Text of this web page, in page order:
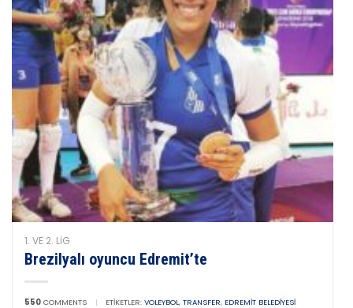
1. VE 2. LIG
Brezilyalı oyuncu Edremit’te
550 COMMENTS | ETIKETLER: VOLEYBOL, TRANSFER, EDREMIT BELEDIYESI